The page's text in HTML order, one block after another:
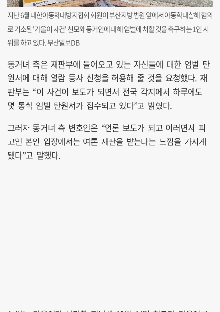
지난 6월 대한아동학대방지협회 회원이 부산지방법원 앞에서 아동학대살해 혐의
로 기소된 '가을이 사건' 친모와 동거인에 대해 엄벌에 처할 것을 촉구하는 1인 시
위를 하고 있다. 부산일보DB
동거녀 측은 재판부에 들어오고 있는 자신들에 대한 엄벌 탄
원서에 대해 열람 등사 신청을 허용해 줄 것을 요청했다. 재
판부는 “이 사건이 보도가 되면서 전국 각지에서 하루에도
몇 통씩 엄벌 탄원서가 접수되고 있다”고 밝혔다.
그러자 동거녀 측 변호인은 “언론 보도가 되고 이러면서 피
고인 본인 입장에서는 여론 재판을 받는다는 느낌을 가지게
됐다”고 말했다.